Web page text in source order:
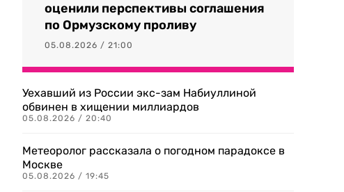
оценили перспективы соглашения
по Ормузскому проливу
05.08.2026 / 21:00
Уехавший из России экс-зам Набиуллиной
обвинен в хищении миллиардов
05.08.2026 / 20:40
Метеоролог рассказала о погодном парадоксе в
Москве
05.08.2026 / 19:45